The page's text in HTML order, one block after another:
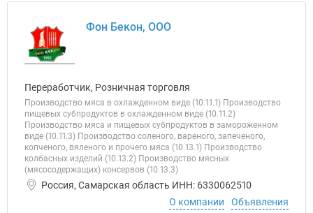
Фон Бекон, ООО
Переработчик, Розничная торговля
Производство мяса в охлажденном виде (10.11.1) Производство
пищевых субпродуктов в охлажденном виде (10.11.2)
Производство мяса и пищевых субпродуктов в замороженном
виде (10.11.3) Производство соленого, вареного, запеченого,
копченого, вяленого и прочего мяса (10.13.1) Производство
колбасных изделий (10.13.2) Производство мясных
(мясосодержащих) консервов (10.13.3)
Россия, Самарская область ИНН: 6330062510
О компании
Объявления